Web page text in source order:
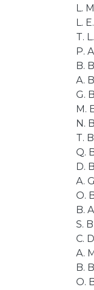
L.
L.
T.
P.
B.
A.
G.
M.
N.
T.
Q.
D.
A.
O.
B.
S.
C.
A.
B.
O.